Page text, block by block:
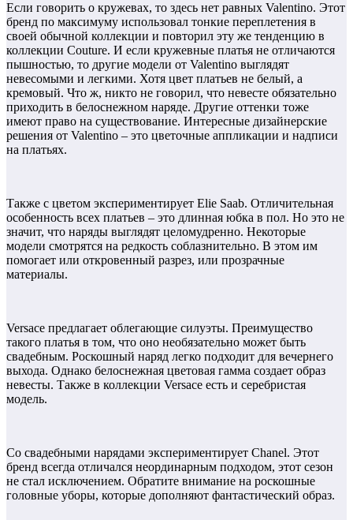
Если говорить о кружевах, то здесь нет равных Valentino. Этот
бренд по максимуму использовал тонкие переплетения в
своей обычной коллекции и повторил эту же тенденцию в
коллекции Couture. И если кружевные платья не отличаются
пышностью, то другие модели от Valentino выглядят
невесомыми и легкими. Хотя цвет платьев не белый, а
кремовый. Что ж, никто не говорил, что невесте обязательно
приходить в белоснежном наряде. Другие оттенки тоже
имеют право на существование. Интересные дизайнерские
решения от Valentino – это цветочные аппликации и надписи
на платьях.
Также с цветом экспериментирует Elie Saab. Отличительная
особенность всех платьев – это длинная юбка в пол. Но это не
значит, что наряды выглядят целомудренно. Некоторые
модели смотрятся на редкость соблазнительно. В этом им
помогает или откровенный разрез, или прозрачные
материалы.
Versace предлагает облегающие силуэты. Преимущество
такого платья в том, что оно необязательно может быть
свадебным. Роскошный наряд легко подходит для вечернего
выхода. Однако белоснежная цветовая гамма создает образ
невесты. Также в коллекции Versace есть и серебристая
модель.
Со свадебными нарядами экспериментирует Chanel. Этот
бренд всегда отличался неординарным подходом, этот сезон
не стал исключением. Обратите внимание на роскошные
головные уборы, которые дополняют фантастический образ.